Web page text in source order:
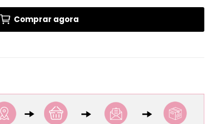
Comprar agora